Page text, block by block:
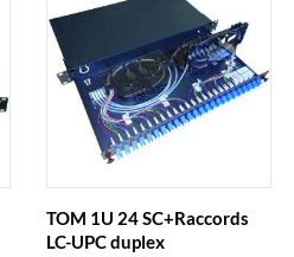
TOM 1U 24 SC+Raccords
LC-UPC duplex